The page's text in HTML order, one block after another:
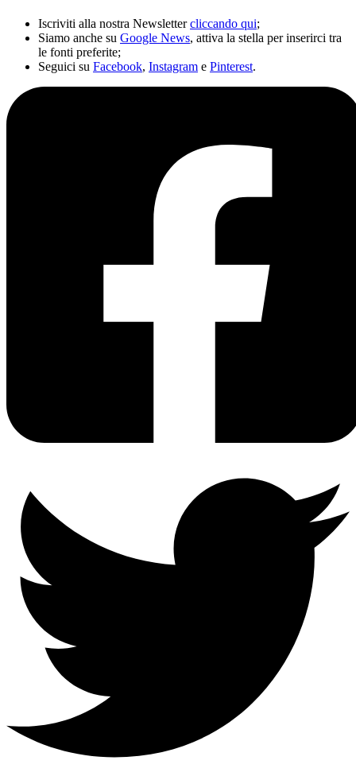
Iscriviti alla nostra Newslettercliccando qui;
Siamo anche su Google News, attiva la stella per inserirci tra
le fonti preferite;
Seguici su Facebook, Instagram e Pinterest.